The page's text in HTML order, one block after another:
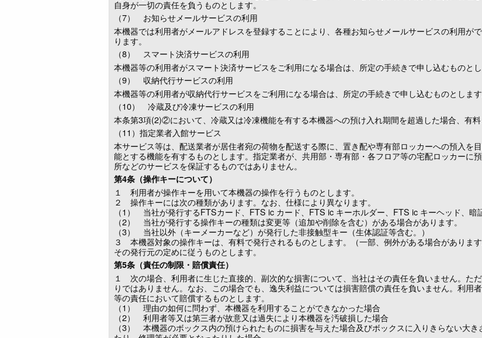
自身が一切の責任を負うものとします。
（7） お知らせメールサービスの利用
本機器では利用者がメールアドレスを登録することにより、各種お知らせメールサービスの利用が
ります。
（8） スマート決済サービスの利用
本機器等の利用者がスマート決済サービスをご利用になる場合は、所定の手続きで申し込むものとし
（9） 収納代行サービスの利用
本機器等の利用者が収納代行サービスをご利用になる場合は、所定の手続きで申し込むものとします
（10） 冷蔵及び冷凍サービスの利用
本条第3項(2)②において、冷蔵又は冷凍機能を有する本機器への預け入れ期間を超過した場合、有料
（11）指定業者入館サービス
本サービス等は、配送業者が居住者宛の荷物を配送する際に、置き配や専有部ロッカーへの預入を
能とする機能を有するものとします。指定業者が、共用部・専有部・各フロア等の宅配ロッカーに
所などのサービスを保証するものではありません。
第4条（操作キーについて）
１ 利用者が操作キーを用いて本機器の操作を行うものとします。
２ 操作キーには次の種類があります。なお、仕様により異なります。
（1） 当社が発行するFTSカード、FTS ic カード、FTS ic キーホルダー、FTS ic キーヘッド、暗
（2） 当社が発行する操作キーの種類は変更等（追加や削除を含む）がある場合があります。
（3） 当社以外（キーメーカーなど）が発行した非接触型キー（生体認証等含む。）
３ 本機器対象の操作キーは、有料で発行されるものとします。（一部、例外がある場合がありま
その発行元の定めに従うものとします。
第5条（責任の制限・賠償責任）
１ 次の場合、利用者に生じた直接的、副次的な損害について、当社はその責任を負いません。た
りではありません。なお、この場合でも、逸失利益については損害賠償の責任を負いません。利用
等の責任において賠償するものとします。
（1） 理由の如何に問わず、本機器を利用することができなかった場合
（2） 利用者等又は第三者が故意又は過失により本機器を汚破損した場合
（3） 本機器のボックス内の預けられたものに損害を与えた場合及びボックスに入りきらない大